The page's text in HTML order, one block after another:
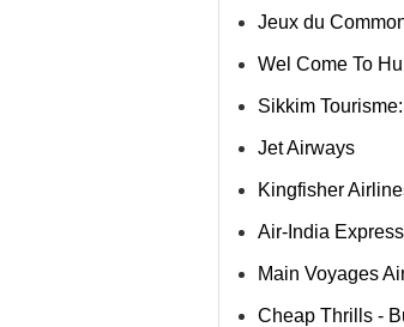
Jeux du
Wel Come To
Sikkim
Jet Airways
Kingfisher
Air-India Express
Main Voyages
Cheap Thrills -